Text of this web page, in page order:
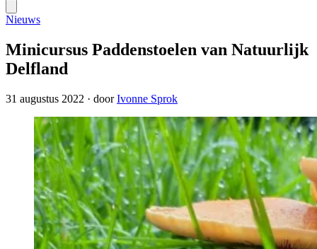
Nieuws
Minicursus Paddenstoelen van Natuurlijk
Delfland
31 augustus 2022 · doorIvonne Sprok